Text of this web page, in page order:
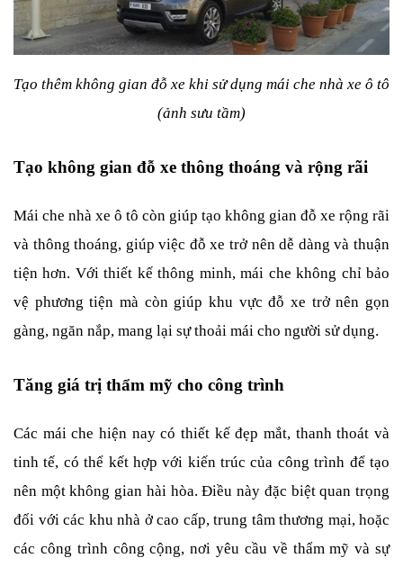
Tạo thêm không gian đỗ xe khi sử dụng mái che nhà xe ô tô
(ảnh sưu tầm)
Tạo không gian đỗ xe thông thoáng và rộng rãi
Mái che nhà xe ô tô còn giúp tạo không gian đỗ xe rộng rãi
và thông thoáng, giúp việc đỗ xe trở nên dễ dàng và thuận
tiện hơn. Với thiết kế thông minh, mái che không chỉ bảo
vệ phương tiện mà còn giúp khu vực đỗ xe trở nên gọn
gàng, ngăn nắp, mang lại sự thoải mái cho người sử dụng.
Tăng giá trị thẩm mỹ cho công trình
Các mái che hiện nay có thiết kế đẹp mắt, thanh thoát và
tinh tế, có thể kết hợp với kiến trúc của công trình để tạo
nên một không gian hài hòa. Điều này đặc biệt quan trọng
đối với các khu nhà ở cao cấp, trung tâm thương mại, hoặc
các công trình công cộng, nơi yêu cầu về thẩm mỹ và sự